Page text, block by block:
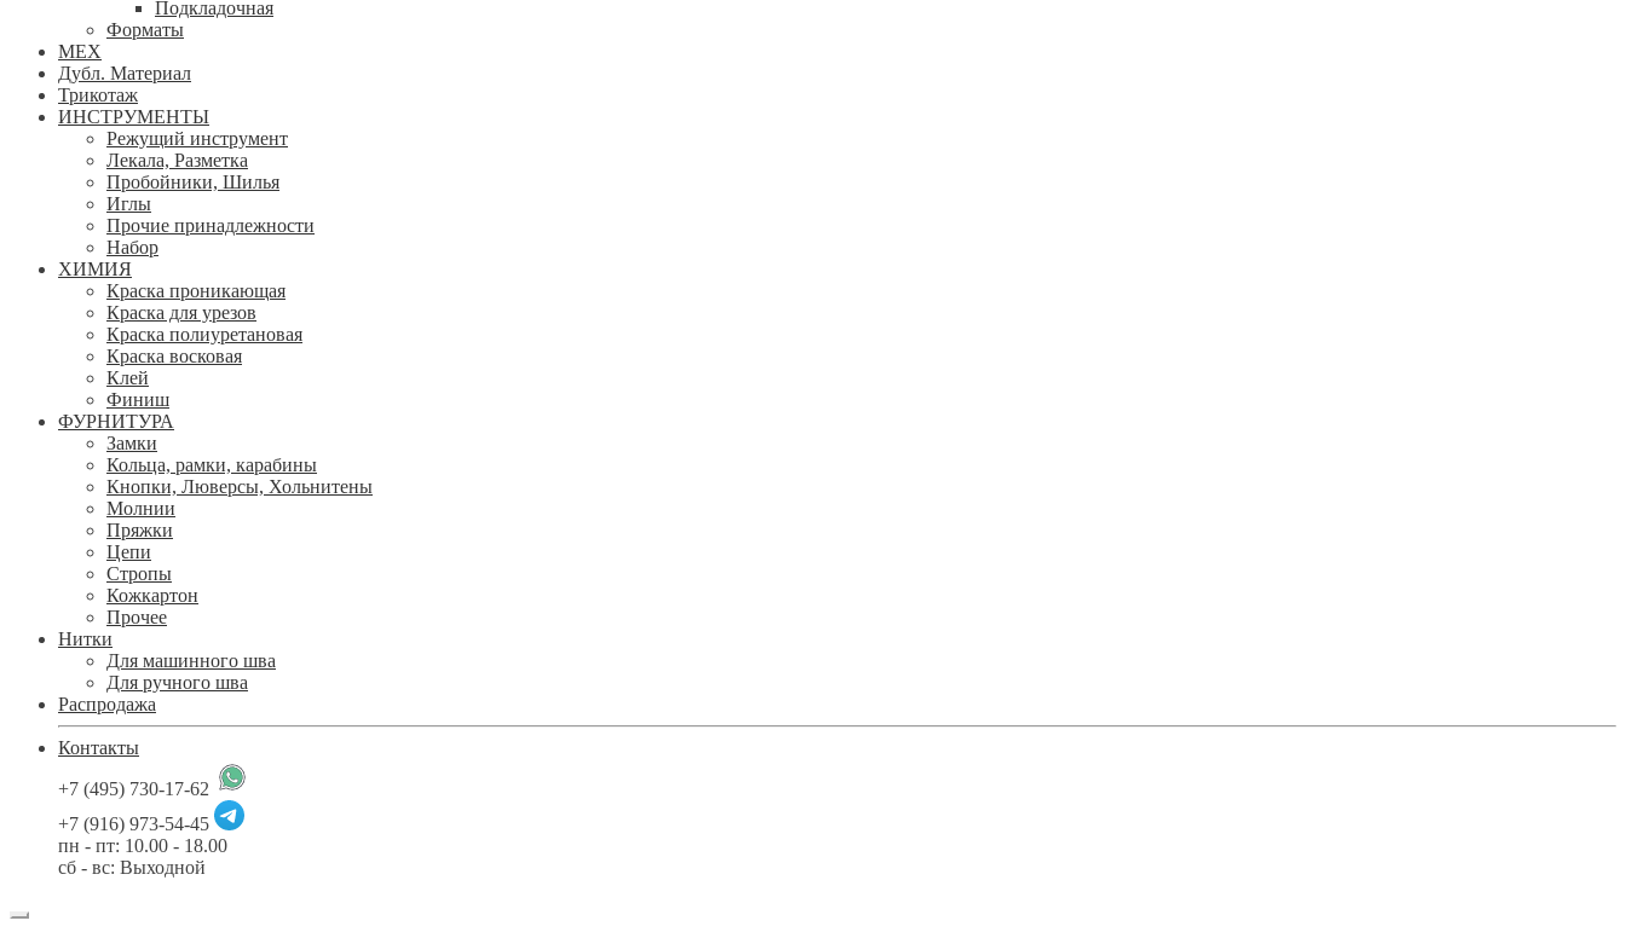
Подкладочная
Форматы
МЕХ
Дубл. Материал
Трикотаж
ИНСТРУМЕНТЫ
Режущий инструмент
Лекала, Разметка
Пробойники, Шилья
Иглы
Прочие принадлежности
Набор
ХИМИЯ
Краска проникающая
Краска для урезов
Краска полиуретановая
Краска восковая
Клей
Финиш
ФУРНИТУРА
Замки
Кольца, рамки, карабины
Кнопки, Люверсы, Хольнитены
Молнии
Пряжки
Цепи
Стропы
Кожкартон
Прочее
Нитки
Для машинного шва
Для ручного шва
Распродажа
Контакты
+7 (495) 730-17-62
+7 (916) 973-54-45
пн - пт: 10.00 - 18.00
сб - вс: Выходной